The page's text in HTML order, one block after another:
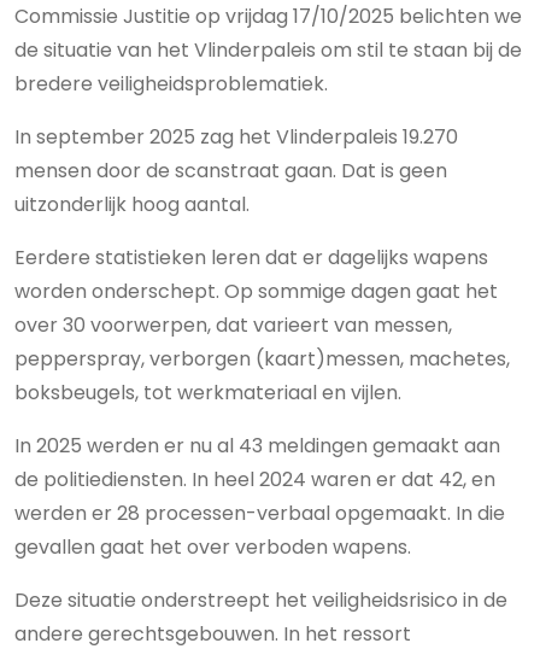
Commissie Justitie op vrijdag 17/10/2025 belichten we
de situatie van het Vlinderpaleis om stil te staan bij de
bredere veiligheidsproblematiek.
In september 2025 zag het Vlinderpaleis 19.270
mensen door de scanstraat gaan. Dat is geen
uitzonderlijk hoog aantal.
Eerdere statistieken leren dat er dagelijks wapens
worden onderschept. Op sommige dagen gaat het
over 30 voorwerpen, dat varieert van messen,
pepperspray, verborgen (kaart)messen, machetes,
boksbeugels, tot werkmateriaal en vijlen.
In 2025 werden er nu al 43 meldingen gemaakt aan
de politiediensten. In heel 2024 waren er dat 42, en
werden er 28 processen-verbaal opgemaakt. In die
gevallen gaat het over verboden wapens.
Deze situatie onderstreept het veiligheidsrisico in de
andere gerechtsgebouwen. In het ressort